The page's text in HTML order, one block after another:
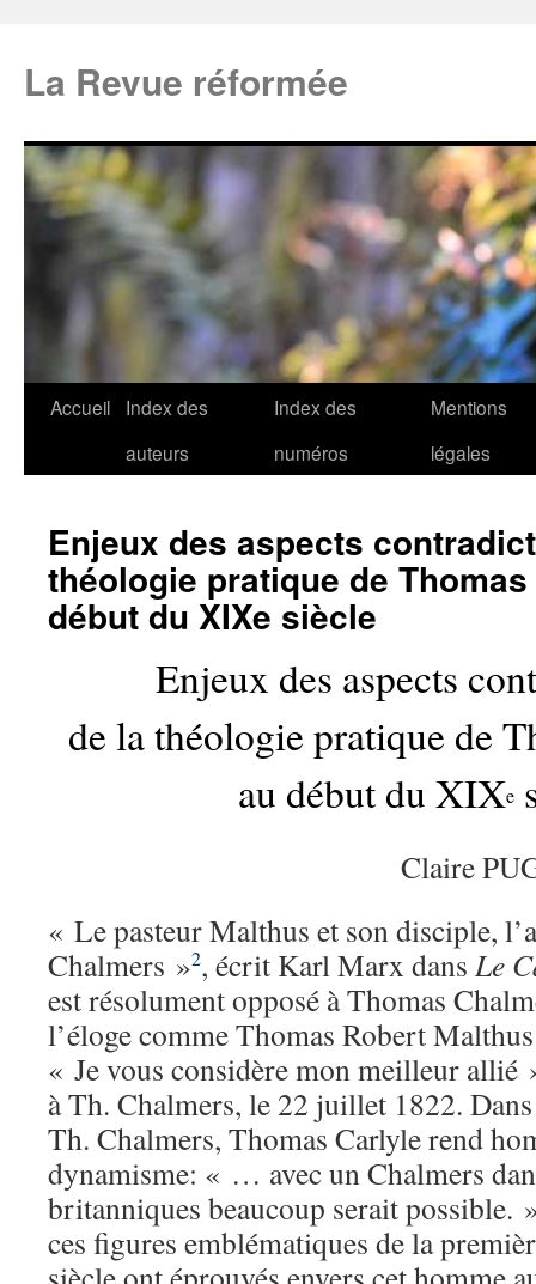
La Revue réformée
Accueil
Index des
auteurs
Index des
numéros
Mentions
légales
Enjeux des aspects
théologie pratique de
début du XIXe siècle
Enjeux des aspects
de la théologie pratique de
au début du XIXe
Claire
« Le pasteur Malthus et son disciple,
Chalmers »2, écrit Karl Marx dans Le
est résolument opposé à Thomas
l’éloge comme Thomas Robert
« Je vous considère mon meilleur allié
à Th. Chalmers, le 22 juillet 1822.
Th. Chalmers, Thomas Carlyle rend
dynamisme: « … avec un Chalmers
britanniques beaucoup serait possible.
ces figures emblématiques de la